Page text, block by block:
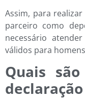
Assim, para
parceiro como
necessário
válidos para
Quais